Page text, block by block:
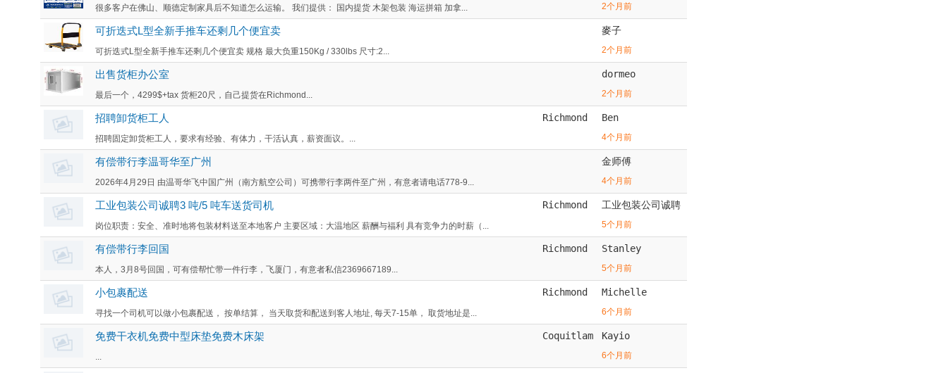
很多客户在佛山、顺德定制家具后不知道怎么运输。 我们提供： 国内提货 木架包装 海运拼箱 加拿... 2个月前
可折迭式L型全新手推车还剩几个便宜卖
可折迭式L型全新手推车还剩几个便宜卖 规格 最大负重150Kg / 330lbs 尺寸:2...
麥子
2个月前
出售货柜办公室
最后一个，4299$+tax 货柜20尺，自己提货在Richmond...
dormeo
2个月前
招聘卸货柜工人
招聘固定卸货柜工人，要求有经验、有体力，干活认真，薪资面议。...
Richmond Ben
4个月前
有偿带行李温哥华至广州
2026年4月29日 由温哥华飞中国广州（南方航空公司）可携带行李两件至广州，有意者请电话778-9...
金师傅
4个月前
工业包装公司诚聘3 吨/5 吨车送货司机
岗位职责：安全、准时地将包装材料送至本地客户 主要区域：大温地区 薪酬与福利 具有竞争力的时薪（...
Richmond 工业包装公司诚聘
5个月前
有偿带行李回国
本人，3月8号回国，可有偿帮忙带一件行李，飞厦门，有意者私信2369667189...
Richmond Stanley
5个月前
小包裹配送
寻找一个司机可以做小包裹配送， 按单结算， 当天取货和配送到客人地址, 每天7-15单， 取货地址是...
Richmond Michelle
6个月前
免费干衣机免费中型床垫免费木床架 Coquitlam Kayio
6个月前